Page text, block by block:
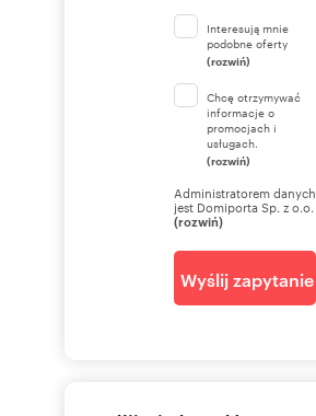
Interesują mnie
podobne oferty
(rozwiń)
Chcę otrzymywać
informacje o
promocjach i
usługach.
(rozwiń)
Administratorem danych
jest Domiporta Sp. z o.o.
(rozwiń)
Wyślij zapytanie